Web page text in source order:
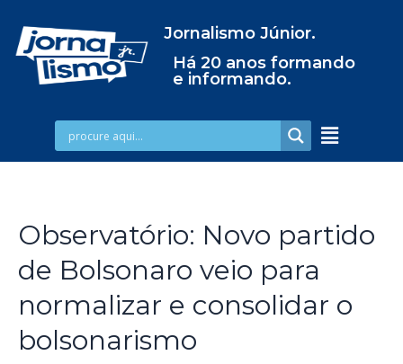
Jornalismo Júnior.
Há 20 anos formando
e informando.
Observatório: Novo partido
de Bolsonaro veio para
normalizar e consolidar o
bolsonarismo